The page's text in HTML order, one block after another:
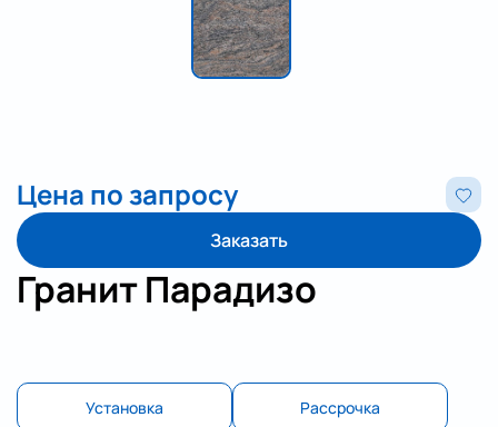
Гранит Парадизо
Цена по запросу
Заказать
Установка Рассрочка